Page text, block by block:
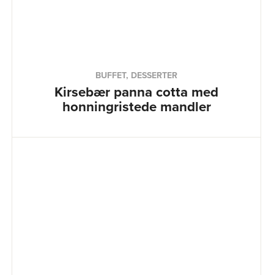
BUFFET, DESSERTER
Kirsebær panna cotta med
honningristede mandler